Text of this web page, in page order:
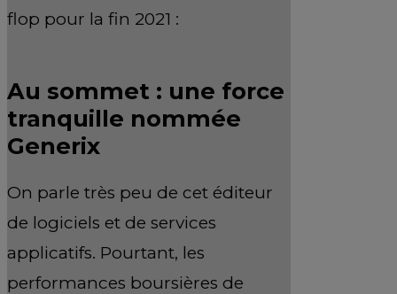
flop pour la fin 2021 :
Au sommet : une force
tranquille nommée
Generix
On parle très peu de cet éditeur
de logiciels et de services
applicatifs. Pourtant, les
performances boursières de